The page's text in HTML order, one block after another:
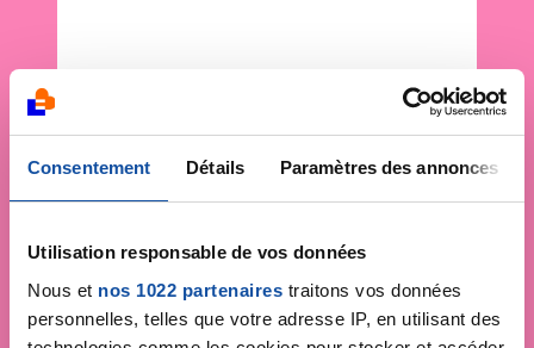
Consentement Détails Paramètres des annonces
Utilisation responsable de vos données
Nous et nos 1022 partenaires traitons vos données
personnelles, telles que votre adresse IP, en utilisant des